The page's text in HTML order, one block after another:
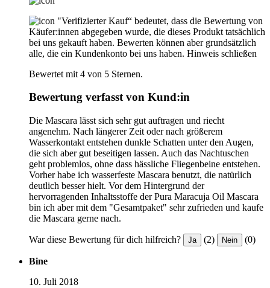
"Verifizierter Kauf“ bedeutet, dass die Bewertung von
Käufer:innen abgegeben wurde, die dieses Produkt tatsächlich
bei uns gekauft haben. Bewerten können aber grundsätzlich
alle, die ein Kundenkonto bei uns haben. Hinweis schließen
Bewertet mit 4 von 5 Sternen.
Bewertung verfasst von Kund:in
Die Mascara lässt sich sehr gut auftragen und riecht
angenehm. Nach längerer Zeit oder nach größerem
Wasserkontakt entstehen dunkle Schatten unter den Augen,
die sich aber gut beseitigen lassen. Auch das Nachtuschen
geht problemlos, ohne dass hässliche Fliegenbeine entstehen.
Vorher habe ich wasserfeste Mascara benutzt, die natürlich
deutlich besser hielt. Vor dem Hintergrund der
hervorragenden Inhaltsstoffe der Pura Maracuja Oil Mascara
bin ich aber mit dem "Gesamtpaket" sehr zufrieden und kaufe
die Mascara gerne nach.
War diese Bewertung für dich hilfreich? Ja (2) Nein (0)
Bine
10. Juli 2018